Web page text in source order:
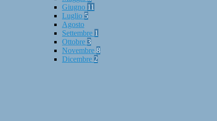
Giugno 11
Luglio 5
Agosto
Settembre 1
Ottobre 3
Novembre 8
Dicembre 2